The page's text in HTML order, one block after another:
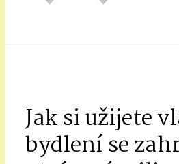
Jak si užijete
bydlení se